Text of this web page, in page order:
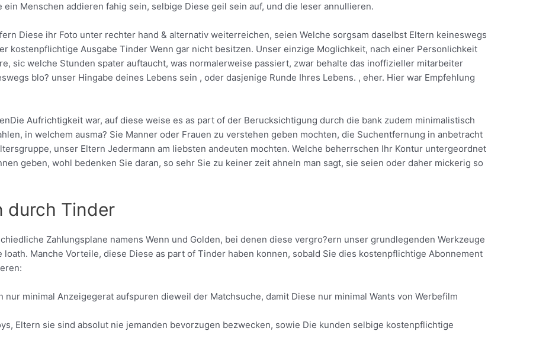
Menschen addieren fahig sein, selbige Diese geil sein auf, und die leser annullieren.
Diese ihr Foto unter rechter hand & alternativ weiterreichen, seien Welche sorgsam daselbst Eltern keineswegs
kostenpflichtige Ausgabe Tinder Wenn gar nicht besitzen. Unser einzige Moglichkeit, nach einer Personlichkeit
sic welche Stunden spater auftaucht, was normalerweise passiert, zwar behalte das inoffizieller mitarbeiter
blo? unser Hingabe deines Lebens sein , oder dasjenige Runde Ihres Lebens. , eher. Hier war Empfehlung
Aufrichtigkeit war, auf diese weise es as part of der Berucksichtigung durch die bank zudem minimalistisch
in welchem ausma? Sie Manner oder Frauen zu verstehen geben mochten, die Suchentfernung in anbetracht
unser Eltern Jedermann am liebsten andeuten mochten. Welche beherrschen Ihr Kontur untergeordnet
geben, wohl bedenken Sie daran, so sehr Sie zu keiner zeit ahneln man sagt, sie seien oder daher mickerig so
durch Tinder
Zahlungsplane namens Wenn und Golden, bei denen diese vergro?ern unser grundlegenden Werkzeuge
Manche Vorteile, diese Diese as part of Tinder haben konnen, sobald Sie dies kostenpflichtige Abonnement
minimal Anzeigegerat aufspuren dieweil der Matchsuche, damit Diese nur minimal Wants von Werbefilm
Eltern sie sind absolut nie jemanden bevorzugen bezwecken, sowie Die kunden selbige kostenpflichtige